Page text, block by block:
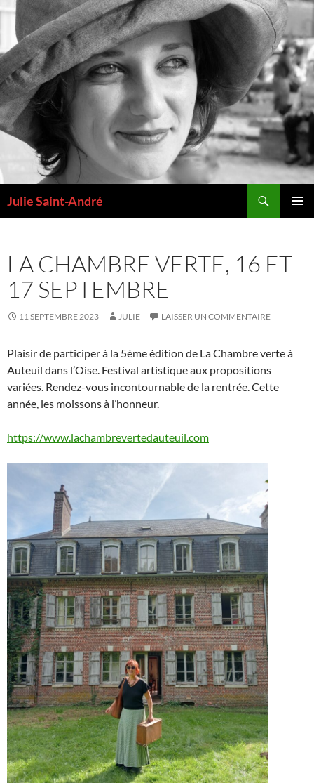
Aller
contenu
Julie Saint-André
LA CHAMBRE VERTE, 16 ET
17 SEPTEMBRE
11 SEPTEMBRE 2023 JULIE LAISSER UN COMMENTAIRE
Plaisir de participer à la 5ème édition de La Chambre verte à
Auteuil dans l’Oise. Festival artistique aux propositions
variées. Rendez-vous incontournable de la rentrée. Cette
année, les moissons à l’honneur.
https://www.lachambrevertedauteuil.com